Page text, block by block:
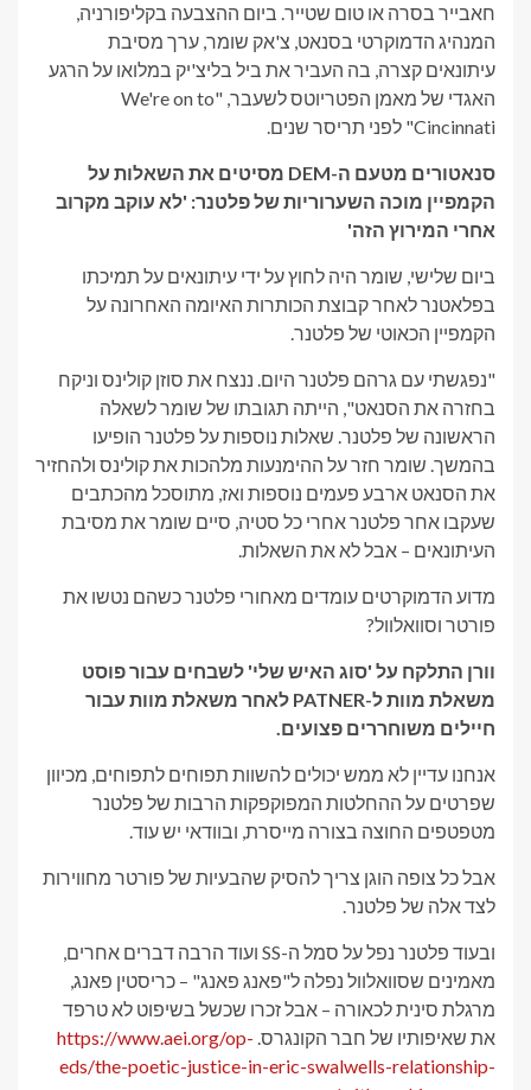
חאבייר בסרה או טום שטייר. ביום ההצבעה בקליפורניה,
המנהיג הדמוקרטי בסנאט, צ'אק שומר, ערך מסיבת
עיתונאים קצרה, בה העביר את ביל בליצ'יק במלואו על הרגע
האגדי של מאמן הפטריוטס לשעבר, "We're on to
Cincinnati" לפני תריסר שנים.
סנאטורים מטעם ה-DEM מסיטים את השאלות על
הקמפיין מוכה השערוריות של פלטנר: 'לא עוקב מקרוב
אחרי המירוץ הזה'
ביום שלישי, שומר היה לחוץ על ידי עיתונאים על תמיכתו
בפלאטנר לאחר קבוצת הכותרות האיומה האחרונה על
הקמפיין הכאוטי של פלטנר.
"נפגשתי עם גרהם פלטנר היום. ננצח את סוזן קולינס וניקח
בחזרה את הסנאט", הייתה תגובתו של שומר לשאלה
הראשונה של פלטנר. שאלות נוספות על פלטנר הופיעו
בהמשך. שומר חזר על ההימנעות מלהכות את קולינס ולהחזיר
את הסנאט ארבע פעמים נוספות ואז, מתוסכל מהכתבים
שעקבו אחר פלטנר אחרי כל סטיה, סיים שומר את מסיבת
העיתונאים – אבל לא את השאלות.
מדוע הדמוקרטים עומדים מאחורי פלטנר כשהם נטשו את
פורטר וסוואלוול?
וורן התלקח על 'סוג האיש שלי' לשבחים עבור פוסט
משאלת מוות ל-PATNER לאחר משאלת מוות עבור
חיילים משוחררים פצועים.
אנחנו עדיין לא ממש יכולים להשוות תפוחים לתפוחים, מכיוון
שפרטים על ההחלטות המפוקפקות הרבות של פלטנר
מטפטפים החוצה בצורה מייסרת, ובוודאי יש עוד.
אבל כל צופה הוגן צריך להסיק שהבעיות של פורטר מחווירות
לצד אלה של פלטנר.
ובעוד פלטנר נפל על סמל ה-SS ועוד הרבה דברים אחרים,
מאמינים שסוואלוול נפלה ל"פאנג פאנג" – כריסטין פאנג,
מרגלת סינית לכאורה – אבל זכרו שכשל בשיפוט לא טרפד
את שאיפותיו של חבר הקונגרס. https://www.aei.org/op-
eds/the-poetic-justice-in-eric-swalwells-relationship-